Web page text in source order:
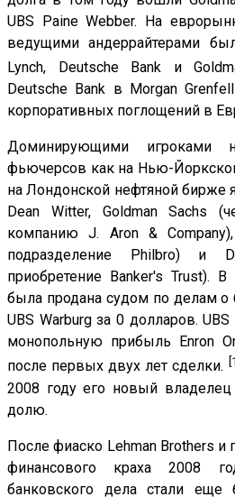
UBS Paine Webber. На
ведущими андеррайтерами
Lynch, Deutsche Bank и
Deutsche Bank в Morgan
корпоративных поглощений в
Доминирующими игроками
фьючерсов как на Нью-
на Лондонской нефтяной бирже
Dean Witter, Goldman Sachs
компанию J. Aron &
подразделение Philbro) и
приобретение Banker's Trust).
была продана судом по делам о
UBS Warburg за 0 долларов.
монопольную прибыль Enron
после первых двух лет сделки.
2008 году его новый
долю.
После фиаско Lehman Brothers
финансового краха 2008
банковского дела стали еще